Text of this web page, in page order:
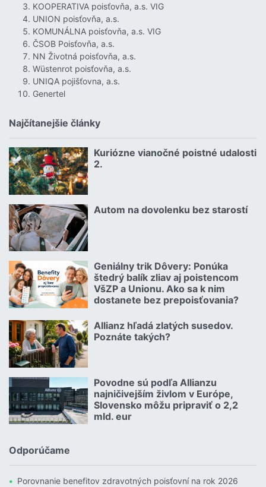
KOOPERATIVA poisťovňa, a.s. VIG
UNION poisťovňa, a.s.
KOMUNÁLNA poisťovňa, a.s. VIG
ČSOB Poisťovňa, a.s.
NN Životná poisťovňa, a.s.
Wüstenrot poisťovňa, a.s.
UNIQA pojišťovna, a.s.
Genertel
Najčítanejšie články
Kuriózne vianočné poistné udalosti
2.
18.12.2024 | | redakcia
Autom na dovolenku bez starostí
02.07.2026 |
Geniálny trik Dôvery: Ponúka
štedrý balík zliav aj poistencom
VšZP a Unionu. Ako sa k nim
dostanete bez prepoisťovania?
06.07.2026 | | redakcia
Allianz hľadá zlatých susedov.
Poznáte takých?
08.07.2026 |
Povodne sú podľa Allianzu
najničivejším živlom v Európe,
Slovensko môžu pripraviť o 2,2
mld. eur
23.07.2026 |
Odporúčame
Porovnanie benefitov zdravotných poisťovní na rok 2026